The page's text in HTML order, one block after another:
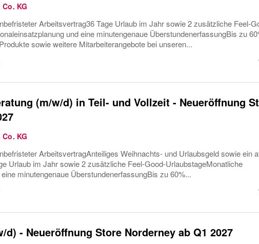
KG
Arbeitsvertrag36 Tage Urlaub im Jahr sowie 2 zusätzliche Feel-
und eine minutengenaue ÜberstundenerfassungBis zu
sowie weitere Mitarbeiterangebote bei unseren...
(m/w/d) in Teil- und Vollzeit - Neueröffnung
KG
ArbeitsvertragAnteiliges Weihnachts- und Urlaubsgeld sowie ein
Urlaub im Jahr sowie 2 zusätzliche Feel-Good-UrlaubstageMonatliche
minutengenaue ÜberstundenerfassungBis zu 60%...
d) - Neueröffnung Store Norderney ab Q1 2027